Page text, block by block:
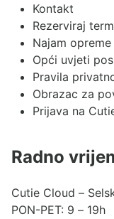
Kontakt
Rezerviraj
Najam opreme
Opći uvjeti
Pravila
Obrazac za
Prijava na
Radno
Cutie Cloud –
PON-PET: 9 – 19h